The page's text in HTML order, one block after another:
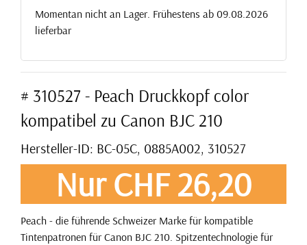
Momentan nicht an Lager. Frühestens ab 09.08.2026
lieferbar
# 310527 - Peach Druckkopf color
kompatibel zu Canon BJC 210
Hersteller-ID: BC-05C, 0885A002, 310527
Nur CHF 26,20
Peach - die führende Schweizer Marke für kompatible
Tintenpatronen für Canon BJC 210. Spitzentechnologie für